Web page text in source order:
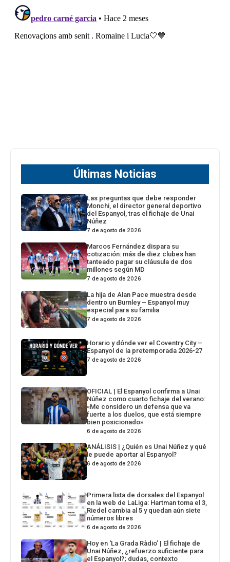
Últimas Noticias
Las preguntas que debe responder
Monchi, el director general deportivo
del Espanyol, tras el fichaje de Unai
Núñez
7 de agosto de 2026
Marcos Fernández dispara su
cotización: más de diez clubes han
tanteado pagar su cláusula de dos
millones según MD
7 de agosto de 2026
La hija de Alan Pace muestra desde
dentro un Burnley – Espanyol muy
especial para su familia
7 de agosto de 2026
Horario y dónde ver el Coventry City –
Espanyol de la pretemporada 2026-27
7 de agosto de 2026
OFICIAL | El Espanyol confirma a Unai
Núñez como cuarto fichaje del verano:
«Me considero un defensa que va
fuerte a los duelos, que está siempre
bien posicionado»
6 de agosto de 2026
ANÁLISIS | ¿Quién es Unai Núñez y qué
le puede aportar al Espanyol?
6 de agosto de 2026
Primera lista de dorsales del Espanyol
en la web de LaLiga: Hartman toma el 3,
Riedel cambia al 5 y quedan aún siete
números libres
6 de agosto de 2026
Hoy en ‘La Grada Ràdio’ | El fichaje de
Unai Núñez, ¿refuerzo suficiente para
el Espanyol?; dudas, contexto